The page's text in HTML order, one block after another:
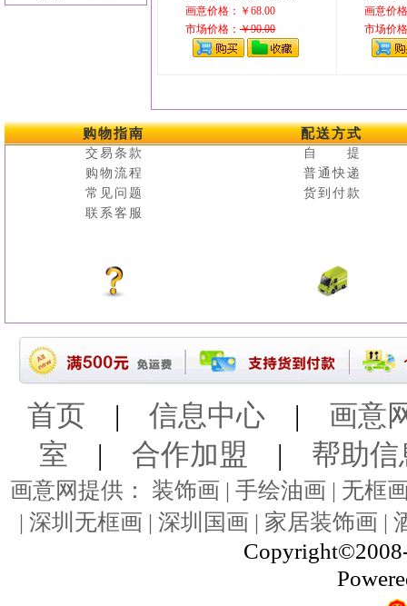
画意价格：￥68.00
市场价格： ￥90.00
画意价
市场价
购物指南 配送方式
交易条款
购物流程
常见问题
联系客服
自 提
普通快递
货到付款
首页 | 信息中心 | 画意
室 | 合作加盟 | 帮助信
画意网提供： 装饰画 | 手绘油画 | 无框
| 深圳无框画 | 深圳国画 | 家居装饰画 |